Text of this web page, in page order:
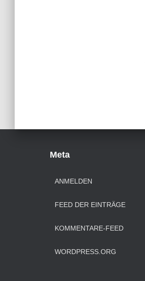
Meta
ANMELDEN
FEED DER EINTRÄGE
KOMMENTARE-FEED
WORDPRESS.ORG